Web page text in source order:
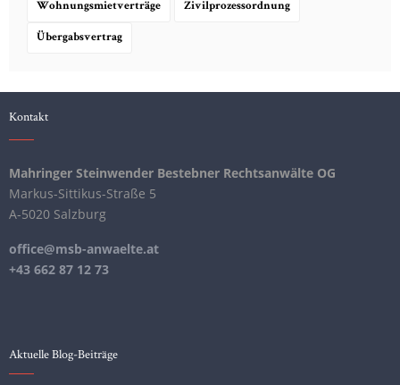
Wohnungsmietverträge Zivilprozessordnung
Übergabsvertrag
Kontakt
Mahringer Steinwender Bestebner Rechtsanwälte OG
Markus-Sittikus-Straße 5
A-5020 Salzburg
office@msb-anwaelte.at
+43 662 87 12 73
Aktuelle Blog-Beiträge